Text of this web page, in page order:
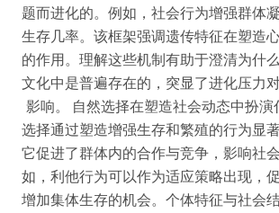
题而进化的。例如，社会行为增强群体
生存几率。该框架强调遗传特征在塑造
的作用。理解这些机制有助于澄清为什
文化中是普遍存在的，突显了进化压力
影响。 自然选择在塑造社会动态中扮演
选择通过塑造增强生存和繁殖的行为显
它促进了群体内的合作与竞争，影响社
如，利他行为可以作为适应策略出现，
增加集体生存的机会。个体特征与社会